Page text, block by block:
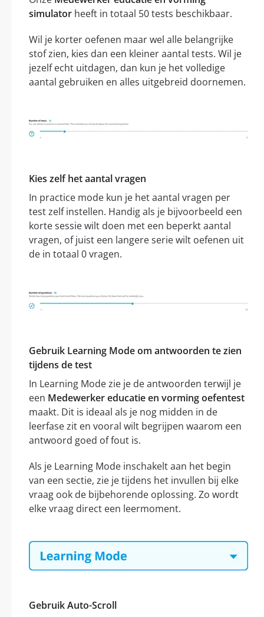
simulator heeft in totaal 50 tests beschikbaar.
Wil je korter oefenen maar wel alle belangrijke
stof zien, kies dan een kleiner aantal tests. Wil je
jezelf echt uitdagen, dan kun je het volledige
aantal gebruiken en alles uitgebreid doornemen.
Kies zelf het aantal vragen
In practice mode kun je het aantal vragen per
test zelf instellen. Handig als je bijvoorbeeld een
korte sessie wilt doen met een beperkt aantal
vragen, of juist een langere serie wilt oefenen uit
de in totaal 0 vragen.
Gebruik Learning Mode om antwoorden te zien
tijdens de test
In Learning Mode zie je de antwoorden terwijl je
een Medewerker educatie en vorming oefentest
maakt. Dit is ideaal als je nog midden in de
leerfase zit en vooral wilt begrijpen waarom een
antwoord goed of fout is.
Als je Learning Mode inschakelt aan het begin
van een sectie, zie je tijdens het invullen bij elke
vraag ook de bijbehorende oplossing. Zo wordt
elke vraag direct een leermoment.
Gebruik Auto-Scroll